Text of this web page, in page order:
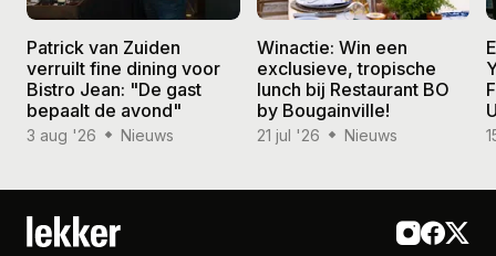
Patrick van Zuiden
verruilt fine dining voor
Bistro Jean: "De gast
bepaalt de avond"
3 aug '26 Nieuws
Winactie: Win een
exclusieve, tropische
lunch bij Restaurant BO
by Bougainville!
21 jul '26 Nieuws